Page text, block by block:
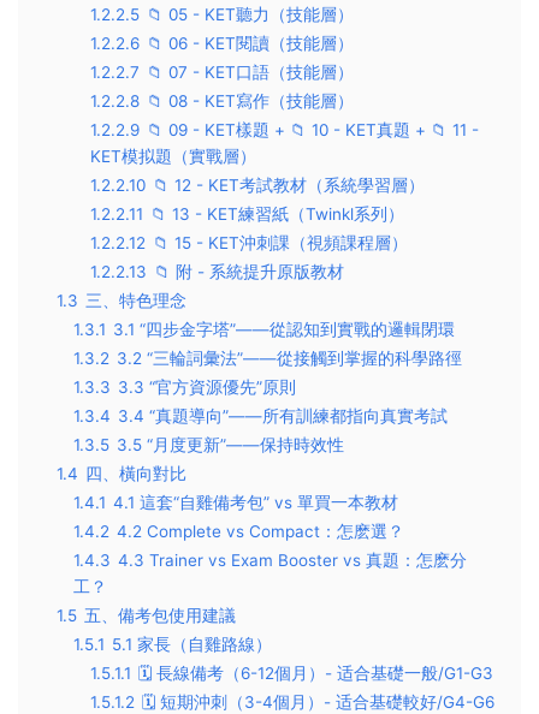
1.2.2.5 📁 05 - KET聽力（技能層）
1.2.2.6 📁 06 - KET閱讀（技能層）
1.2.2.7 📁 07 - KET口語（技能層）
1.2.2.8 📁 08 - KET寫作（技能層）
1.2.2.9 📁 09 - KET樣題 + 📁 10 - KET真題 + 📁 11 -
KET模拟題（實戰層）
1.2.2.10 📁 12 - KET考試教材（系統學習層）
1.2.2.11 📁 13 - KET練習紙（Twinkl系列）
1.2.2.12 📁 15 - KET沖刺課（視頻課程層）
1.2.2.13 📁 附 - 系統提升原版教材
1.3 三、特色理念
1.3.1 3.1 “四步金字塔”——從認知到實戰的邏輯閉環
1.3.2 3.2 “三輪詞彙法”——從接觸到掌握的科學路徑
1.3.3 3.3 “官方資源優先”原則
1.3.4 3.4 “真題導向”——所有訓練都指向真實考試
1.3.5 3.5 “月度更新”——保持時效性
1.4 四、橫向對比
1.4.1 4.1 這套“自雞備考包” vs 單買一本教材
1.4.2 4.2 Complete vs Compact：怎麽選？
1.4.3 4.3 Trainer vs Exam Booster vs 真題：怎麽分
工？
1.5 五、備考包使用建議
1.5.1 5.1 家長（自雞路線）
1.5.1.1 🗓️ 長線備考（6-12個月）- 适合基礎一般/G1-G3
1.5.1.2 🗓️ 短期沖刺（3-4個月）- 适合基礎較好/G4-G6